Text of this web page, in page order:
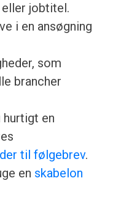
eller jobtitel.
i en ansøgning
som
brancher
hurtigt en
til følgebrev.
en skabelon